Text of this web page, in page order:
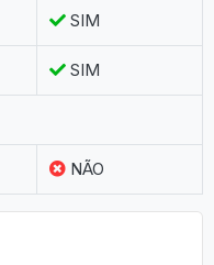
SIM
SIM
NÃO